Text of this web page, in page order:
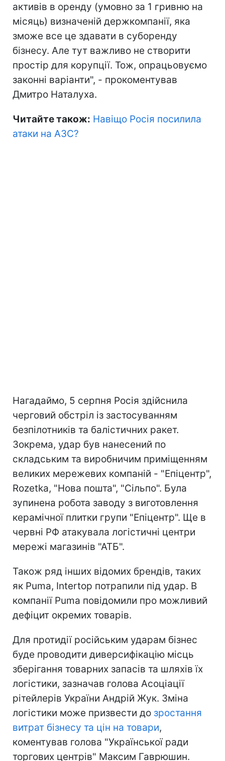
активів в оренду (умовно за 1 гривню на
місяць) визначеній держкомпанії, яка
зможе все це здавати в суборенду
бізнесу. Але тут важливо не створити
простір для корупції. Тож, опрацьовуємо
законні варіанти", - прокоментував
Дмитро Наталуха.
Читайте також: Навіщо Росія посилила
атаки на АЗС?
Нагадаймо, 5 серпня Росія здійснила
черговий обстріл із застосуванням
безпілотників та балістичних ракет.
Зокрема, удар був нанесений по
складським та виробничим приміщенням
великих мережевих компаній - "Епіцентр",
Rozetka, "Нова пошта", "Сільпо". Була
зупинена робота заводу з виготовлення
керамічної плитки групи "Епіцентр". Ще в
червні РФ атакувала логістичні центри
мережі магазинів "АТБ".
Також ряд інших відомих брендів, таких
як Puma, Intertop потрапили під удар. В
компанії Puma повідомили про можливий
дефіцит окремих товарів.
Для протидії російським ударам бізнес
буде проводити диверсифікацію місць
зберігання товарних запасів та шляхів їх
логістики, зазначав голова Асоціації
рітейлерів України Андрій Жук. Зміна
логістики може призвести до зростання
витрат бізнесу та цін на товари,
коментував голова "Української ради
торгових центрів" Максим Гаврюшин.